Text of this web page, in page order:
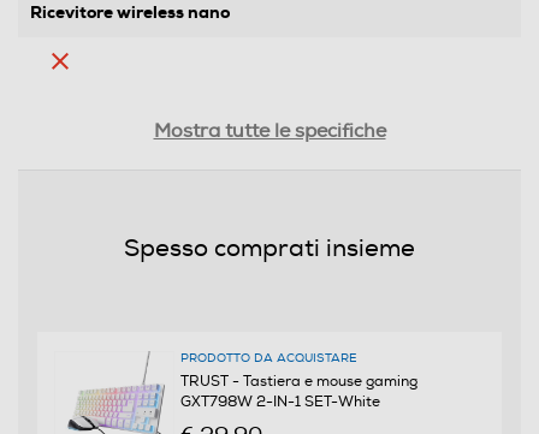
Ricevitore wireless nano
Set tastiera illuminata compatta TKL e mouse da
riciclata per un ridotto impatto ambientale - La
funzionalità anti-ghosting registra fino a 10 battute
contemporaneamente - Piastra posteriore in robusto
Mostra tutte le specifiche
Spesso comprati insieme
PRODOTTO DA ACQUISTARE
TRUST - Tastiera e mouse gaming
GXT798W 2-IN-1 SET-White